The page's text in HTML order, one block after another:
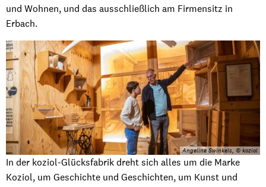
und Wohnen, und das ausschließlich am Firmensitz in
Erbach.
Angeline Swinkels, © koziol
In der koziol-Glücksfabrik dreht sich alles um die Marke
Koziol, um Geschichte und Geschichten, um Kunst und